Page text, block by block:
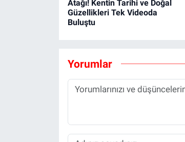
Atağı! Kentin Tarihi ve Doğal
Güzellikleri Tek Videoda
Buluştu
Yorumlar